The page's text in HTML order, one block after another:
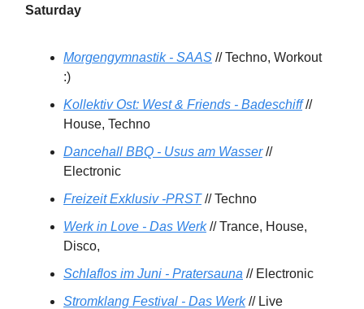
Saturday
Morgengymnastik - SAAS // Techno, Workout
:)
Kollektiv Ost: West & Friends - Badeschiff//
House, Techno
Dancehall BBQ - Usus am Wasser//
Electronic
Freizeit Exklusiv -PRST// Techno
Werk in Love - Das Werk// Trance, House,
Disco,
Schlaflos im Juni - Pratersauna // Electronic
Stromklang Festival - Das Werk// Live